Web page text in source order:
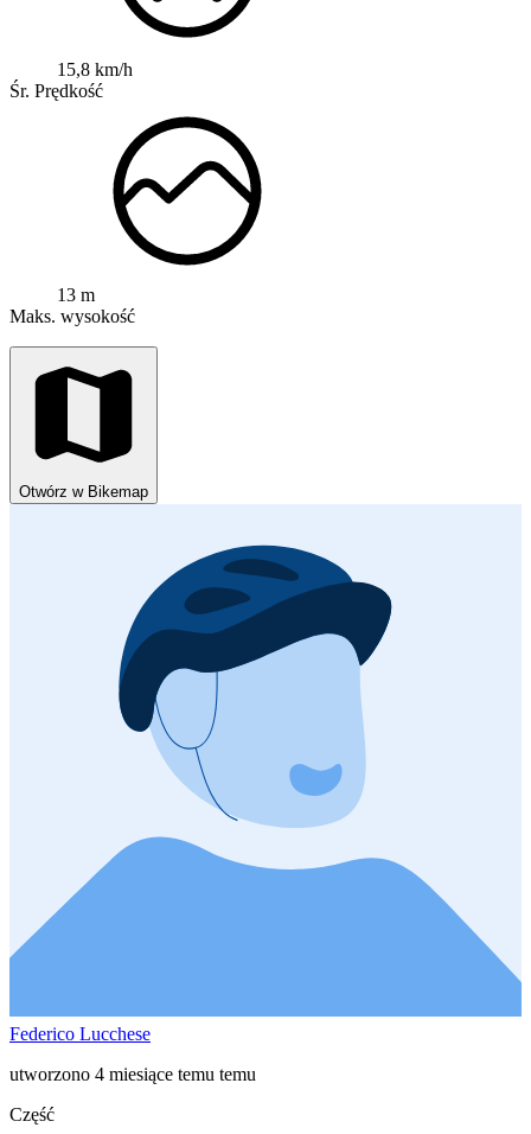
15,8 km/h
Śr. Prędkość
13 m
Maks. wysokość
Otwórz w Bikemap
Federico Lucchese
utworzono 4 miesiące temu temu
Część